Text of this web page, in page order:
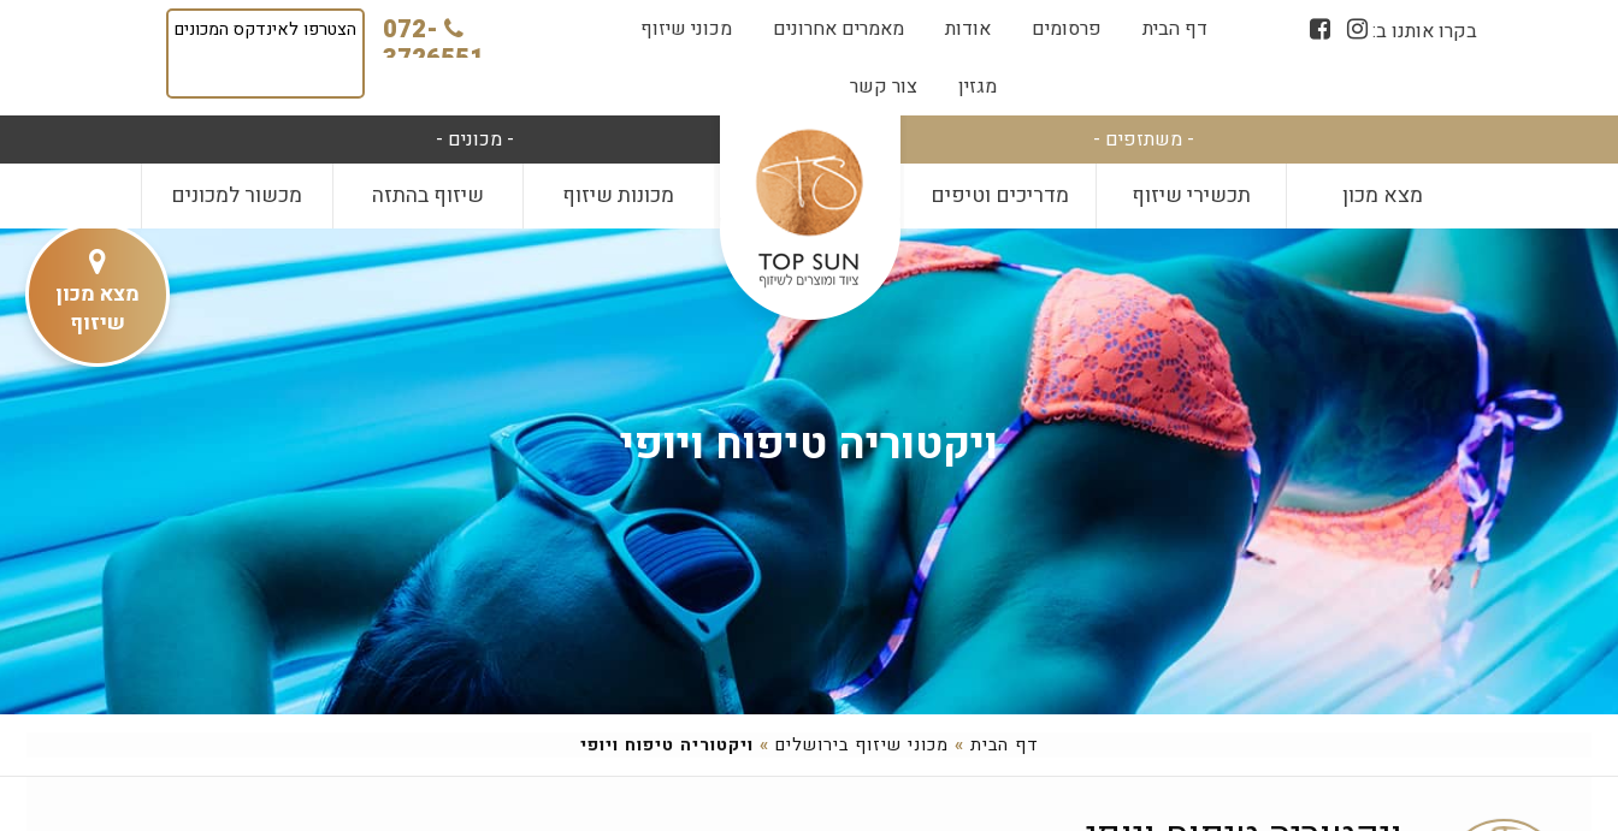
בקרו אותנו ב: דף הבית פרסומים אודות מאמרים אחרונים
מכוני שיזוף
מגזין
צור קשר
072-
3726551
הצטרפו לאינדקס המכונים
- משתזפים - - מכונים -
מצא מכון תכשירי שיזוף מדריכים וטיפים מכונות שיזוף שיזוף בהתזה מכשור למכונים
ויקטוריה טיפוח ויופי
דף הבית » מכוני שיזוף בירושלים » ויקטוריה טיפוח ויופי
מצא מכון
שיזוף